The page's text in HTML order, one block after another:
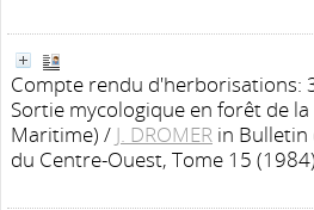
Compte rendu d'herborisations:
Sortie mycologique en forêt de
Maritime) / J. DROMER in Bulletin
du Centre-Ouest, Tome 15 (1984)